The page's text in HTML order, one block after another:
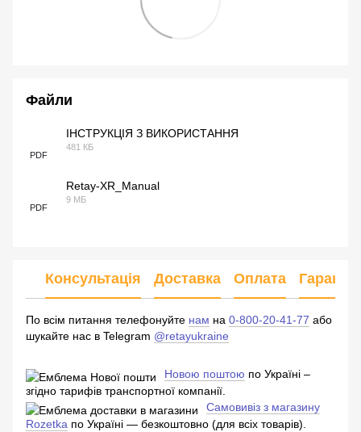
Файли
PDF
ІНСТРУКЦІЯ З ВИКОРИСТАННЯ
481 КБ
PDF
Retay-XR_Manual
9 МБ
Консультація Доставка Оплата Гарантія
По всім питання телефонуйте нам на 0-800-20-41-77 або
шукайте нас в Telegram @retayukraine
Новою поштою по Україні –
згідно тарифів транспортної компанії.
Самовивіз з магазину
Rozetka по Україні — безкоштовно (для всіх товарів).